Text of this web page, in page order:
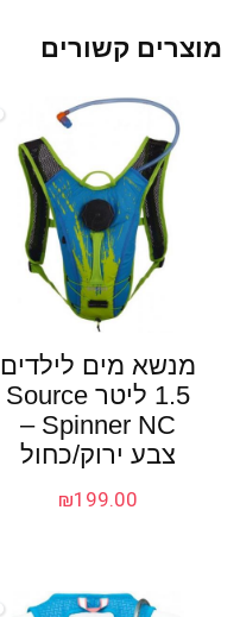
מוצרים קשורים
מנשא מים לילדים
1.5 ליטר Source
Spinner NC –
צבע ירוק/כחול
₪199.00